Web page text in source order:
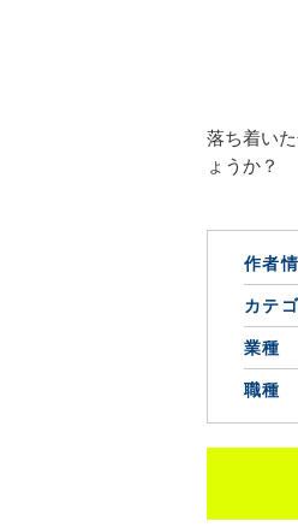
落ち着い
ょうか？
作者
カテ
業種
職種